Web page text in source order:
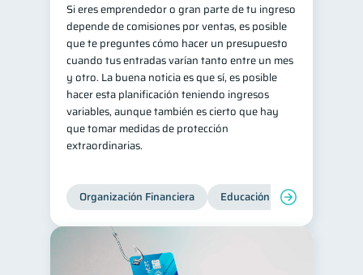
Si eres emprendedor o gran parte de tu ingreso
depende de comisiones por ventas, es posible
que te preguntes cómo hacer un presupuesto
cuando tus entradas varían tanto entre un mes
y otro. La buena noticia es que sí, es posible
hacer esta planificación teniendo ingresos
variables, aunque también es cierto que hay
que tomar medidas de protección
extraordinarias.
Organización Financiera Educación financiera